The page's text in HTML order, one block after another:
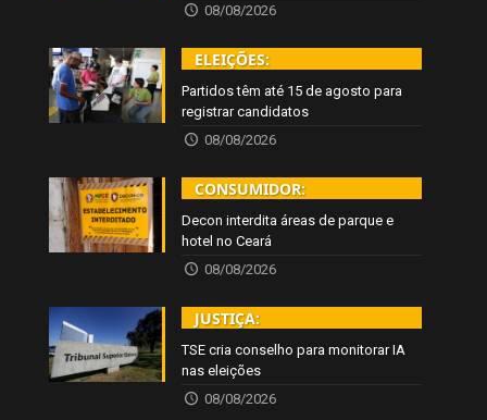
08/08/2026
ELEIÇÕES:
Partidos têm até 15 de agosto para
registrar candidatos
08/08/2026
CONSUMIDOR:
Decon interdita áreas de parque e
hotel no Ceará
08/08/2026
JUSTIÇA:
TSE cria conselho para monitorar IA
nas eleições
08/08/2026